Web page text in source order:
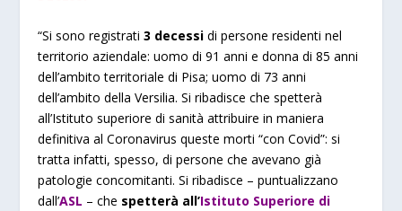
“Si sono registrati3 decessi di persone residenti nel
territorio aziendale: uomo di 91 anni e donna di 85 anni
dell’ambito territoriale di Pisa; uomo di 73 anni
dell’ambito della Versilia. Si ribadisce che spetterà
all’Istituto superiore di sanità attribuire in maniera
definitiva al Coronavirus queste morti “con Covid”: si
tratta infatti, spesso, di persone che avevano già
patologie concomitanti. Si ribadisce – puntualizzano
dall’ASL – che spetterà all’Istituto Superiore di